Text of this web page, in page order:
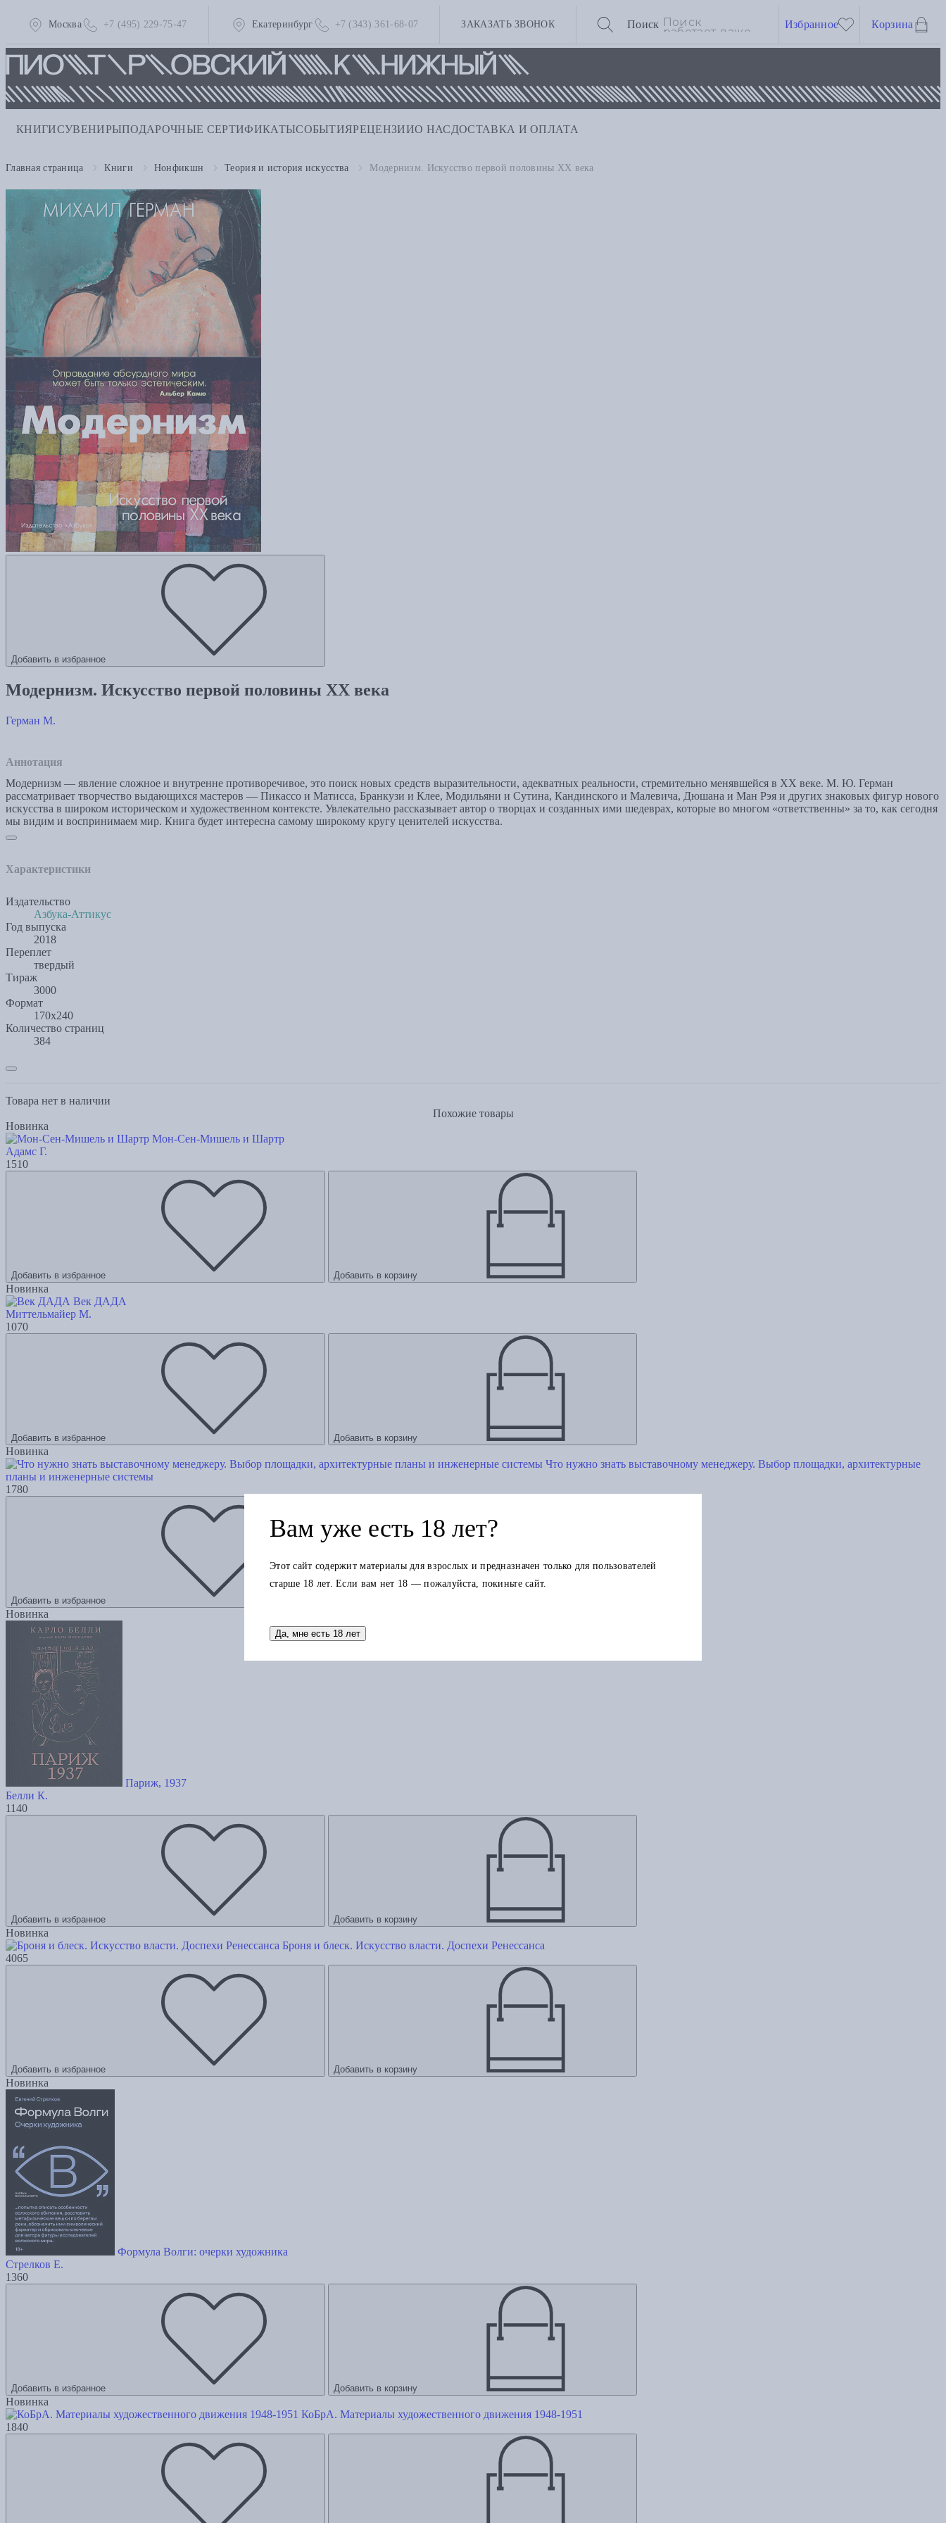
Москва +7 (495) 229-75-47 Екатеринбург +7 (343) 361-68-07 ЗАКАЗАТЬ ЗВОНОК Поиск Избранное Корзина
КНИГИСУВЕНИРЫПОДАРОЧНЫЕ СЕРТИФИКАТЫСОБЫТИЯРЕЦЕНЗИИО НАС ДОСТАВКА И ОПЛАТА
Главная страница Книги Нонфикшн Теория и история искусства Модернизм. Искусство первой половины XX века
Добавить в избранное
Модернизм. Искусство первой половины XX века
Герман М.
Аннотация
Модернизм — явление сложное и внутренне противоречивое, это поиск новых средств выразительности, адекватных реальности, стремительно менявшейся в XX веке. М. Ю. Герман
рассматривает творчество выдающихся мастеров — Пикассо и Матисса, Бранкузи и Клее, Модильяни и Сутина, Кандинского и Малевича, Дюшана и Ман Рэя и других знаковых фигур нового
искусства в широком историческом и художественном контексте. Увлекательно рассказывает автор о творцах и созданных ими шедеврах, которые во многом «ответственны» за то, как сегодня
мы видим и воспринимаем мир. Книга будет интересна самому широкому кругу ценителей искусства.
Характеристики
Издательство
Азбука-Аттикус
Год выпуска
2018
Переплет
твердый
Тираж
3000
Формат
170x240
Количество страниц
384
Товара нет в наличии
Похожие товары
Новинка
Мон-Сен-Мишель и Шартр
Адамс Г.
1510
Добавить в избранное Добавить в корзину
Новинка
Век ДАДА
Миттельмайер М.
1070
Добавить в избранное Добавить в корзину
Новинка
Что нужно знать выставочному менеджеру. Выбор площадки, архитектурные
планы и инженерные системы
1780
Добавить в избранное
Новинка
Париж, 1937
Белли К.
1140
Добавить в избранное Добавить в корзину
Новинка
Броня и блеск. Искусство власти. Доспехи Ренессанса
4065
Добавить в избранное Добавить в корзину
Новинка
Формула Волги: очерки художника
Стрелков Е.
1360
Добавить в избранное Добавить в корзину
Новинка
КоБрА. Материалы художественного движения 1948-1951
1840
Вам уже есть 18 лет?
Этот сайт содержит материалы для взрослых и предназначен только для пользователей
старше 18 лет. Если вам нет 18 — пожалуйста, покиньте сайт.
Да, мне есть 18 лет